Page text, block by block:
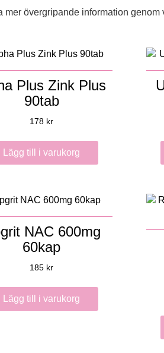
övergripande information genom
Plus Zink Plus
90tab
178 kr
Lägg till i varukorg
NAC 600mg
60kap
185 kr
Lägg till i varukorg